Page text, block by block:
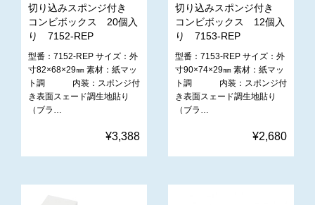
切り込みスポンジ付き
コンビボックス 20個入
り 7152-REP
型番：7152-REP サイズ：外
寸82×68×29㎜ 素材：紙マッ
ト調 内装：スポンジ付
き表面スェード調生地貼り
（ブラ…
¥3,388
切り込みスポンジ付き
コンビボックス 12個入
り 7153-REP
型番：7153-REP サイズ：外
寸90×74×29㎜ 素材：紙マッ
ト調 内装：スポンジ付
き表面スェード調生地貼り
（ブラ…
¥2,680